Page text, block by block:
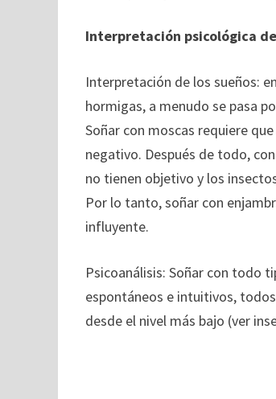
Interpretación psicológica
Interpretación de los sueños:
hormigas, a menudo se pasa
Soñar con moscas requiere
negativo. Después de todo,
no tienen objetivo y los
Por lo tanto, soñar con
influyente.
Psicoanálisis: Soñar con todo
espontáneos e intuitivos,
desde el nivel más bajo (ver